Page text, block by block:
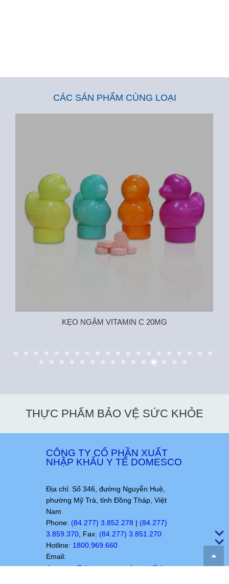
CÁC SẢN PHẨM CÙNG LOẠI
KẸO NGẬM VITAMIN C 20MG
THỰC PHẨM BẢO VỆ SỨC KHỎE
CÔNG TY CỔ PHẦN XUẤT
NHẬP KHẨU Y TẾ DOMESCO
Địa chỉ: Số 346, đường Nguyễn Huệ,
phường Mỹ Trà, tỉnh Đồng Tháp, Việt
Nam
Phone: (84.277) 3.852.278 | (84.277)
3.859.370, Fax: (84.277) 3.851.270
Hotline: 1800.969.660
Email:
domesco@domesco.com|vpcty@domesco.com